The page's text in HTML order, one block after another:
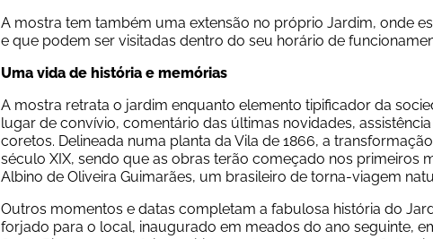
A mostra tem também uma extensão no próprio Jardim, onde
e que podem ser visitadas dentro do seu horário de
Uma vida de história e memórias
A mostra retrata o jardim enquanto elemento tipificador da
lugar de convívio, comentário das últimas novidades,
coretos. Delineada numa planta da Vila de 1866, a
século XIX, sendo que as obras terão começado nos
Albino de Oliveira Guimarães, um brasileiro de torna-viagem
Outros momentos e datas completam a fabulosa história do
forjado para o local, inaugurado em meados do ano seguinte,